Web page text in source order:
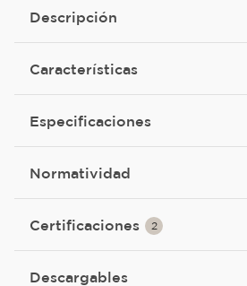
Descripción
Características
Especificaciones
Normatividad
Certificaciones 2
Descargables